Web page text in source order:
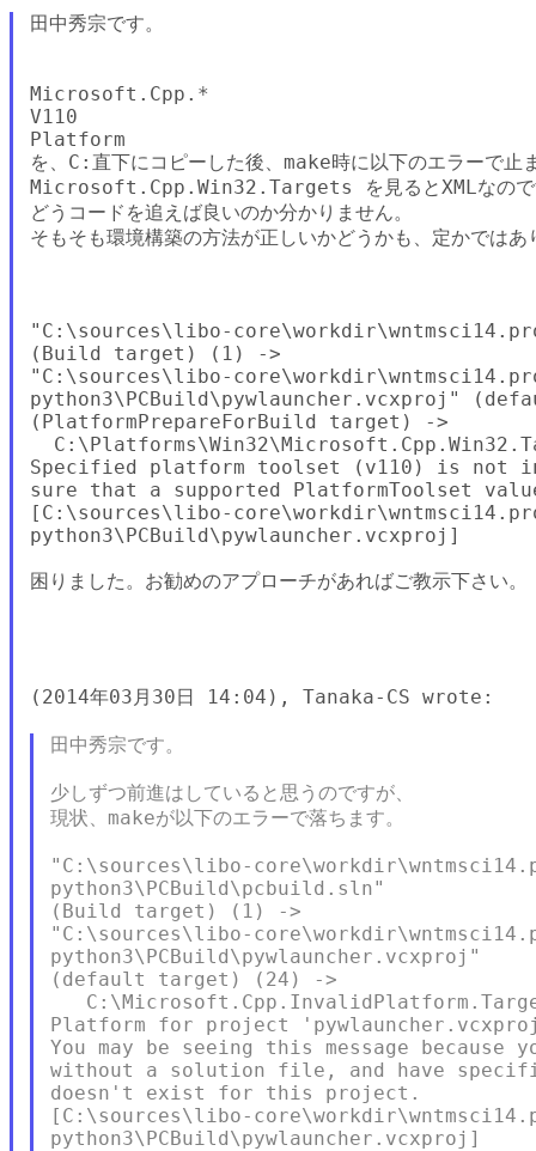
田中秀宗です。
Microsoft.Cpp.*
V110
Platform
を、C:直下にコピーした後、make時に以下のエラーで止
Microsoft.Cpp.Win32.Targets を見るとXMLなので
どうコードを追えば良いのか分かりません。
そもそも環境構築の方法が正しいかどうかも、定かではあ
"C:\sources\libo-
(Build target) (1) ->
"C:\sources\libo-
python3\PCBuild\pywlauncher.vcxproj"
(PlatformPrepareForBuild target) ->
Specified platform toolset (v110) is not
sure that a supported PlatformToolset
[C:\sources\libo-
python3\PCBuild\pywlauncher.vcxproj]
困りました。お勧めのアプローチがあればご教示下さい。
(2014年03月30日 14:04), Tanaka-CS wrote:
田中秀宗です。
少しずつ前進はしていると思うのですが、
現状、makeが以下のエラーで落ちます。
"C:\sources\libo-
python3\PCBuild\pcbuild.sln"
(Build target) (1) ->
"C:\sources\libo-
python3\PCBuild\pywlauncher.vcxproj"
(default target) (24) ->
Platform for project
You may be seeing this message
without a solution file, and have
doesn't exist for this project.
[C:\sources\libo-
python3\PCBuild\pywlauncher.vcxproj]